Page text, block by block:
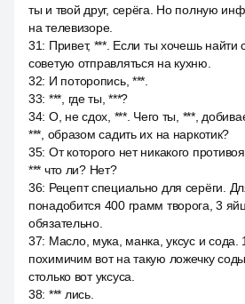
ты и твой друг, серёга. Но полную
на телевизоре.
31: Привет, ***. Если ты хочешь найти
советую отправляться на кухню.
32: И поторопись, ***.
33: ***, где ты, ***?
34: О, не сдох, ***. Чего ты, ***,
***, образом садить их на наркотик?
35: От которого нет никакого
*** что ли? Нет?
36: Рецепт специально для серёги.
понадобится 400 грамм творога, 3
обязательно.
37: Масло, мука, манка, уксус и
похимичим вот на такую ложечку
столько вот уксуса.
38: *** лись.